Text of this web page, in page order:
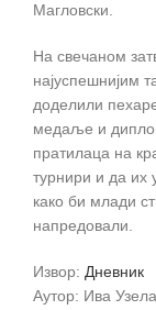
Магловски.
На свечаном
најуспешнијим
доделили
медаље и
пратилаца на
турнири и да их
како би млади
напредовали.
Извор: Дневник
Аутор: Ива